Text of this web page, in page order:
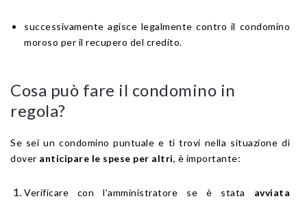
successivamente agisce legalmente contro il condomino
moroso per il recupero del credito.
Cosa può fare il condomino in
regola?
Se sei un condomino puntuale e ti trovi nella situazione di
dover anticipare le spese per altri, è importante:
Verificare con l’amministratore se è stata avviata